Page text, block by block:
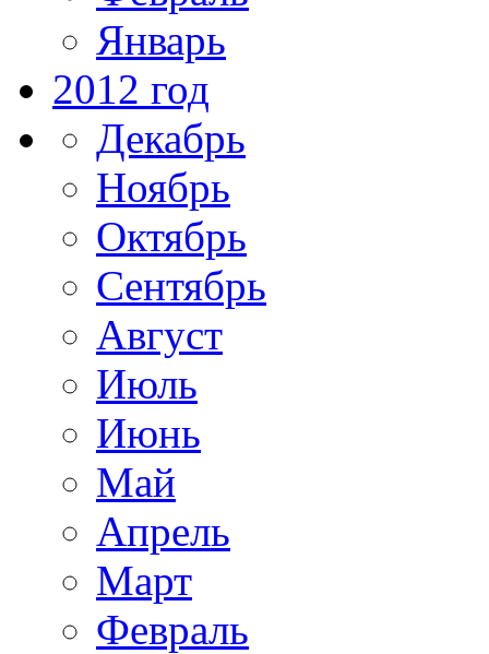
Январь
2012 год
Декабрь
Ноябрь
Октябрь
Сентябрь
Август
Июль
Июнь
Май
Апрель
Март
Февраль